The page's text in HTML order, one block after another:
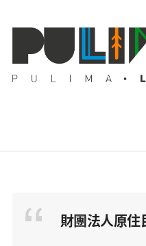
藝壇人物
財團法人原住